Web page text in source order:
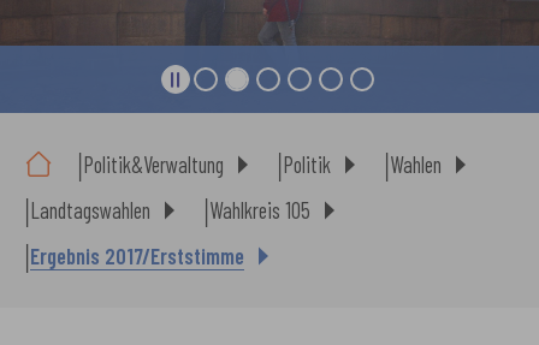
Politik&Verwaltung Politik
Wahlen
Landtagswahlen
Wahlkreis 105
Ergebnis 2017/Erststimme